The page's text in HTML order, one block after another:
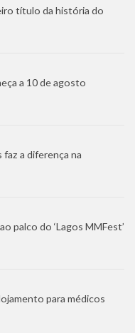
título da história do
a 10 de agosto
a diferença na
palco do ‘Lagos MMFest’
para médicos